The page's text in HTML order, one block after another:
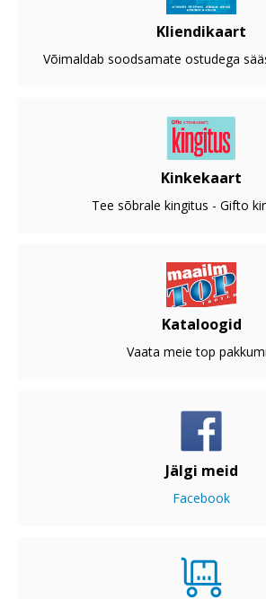
Kliendikaart
Võimaldab soodsamate ostudega
Kinkekaart
Tee sõbrale kingitus - Gifto
Kataloogid
Vaata meie top
Jälgi meid
Facebook